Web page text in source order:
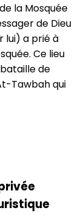
la Mosquée
de Dieu
lui) a prié à
Ce lieu
de
Tawbah qui